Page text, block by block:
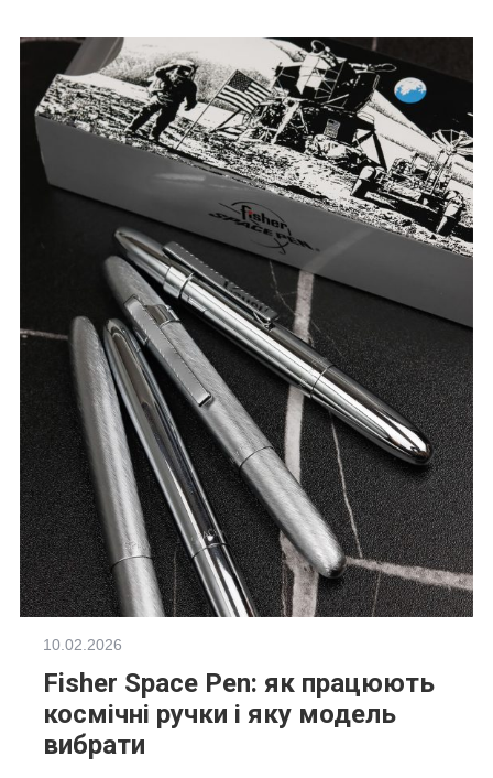
10.02.2026
Fisher Space Pen: як працюють
космічні ручки і яку модель
вибрати